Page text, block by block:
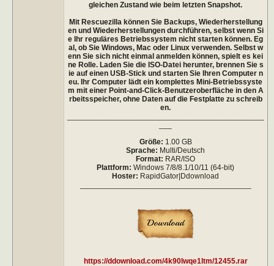
gleichen Zustand wie beim letzten Snapshot.
Mit Rescuezilla können Sie Backups, Wiederherstellung
en und Wiederherstellungen durchführen, selbst wenn Si
e Ihr reguläres Betriebssystem nicht starten können. Eg
al, ob Sie Windows, Mac oder Linux verwenden. Selbst w
enn Sie sich nicht einmal anmelden können, spielt es kei
ne Rolle. Laden Sie die ISO-Datei herunter, brennen Sie s
ie auf einen USB-Stick und starten Sie Ihren Computer n
eu. Ihr Computer lädt ein komplettes Mini-Betriebssyste
m mit einer Point-and-Click-Benutzeroberfläche in den A
rbeitsspeicher, ohne Daten auf die Festplatte zu schreib
en.
Größe: 1.00 GB
Sprache: Multi/Deutsch
Format: RAR/ISO
Plattform: Windows 7/8/8.1/10/11 (64-bit)
Hoster: RapidGator|Ddownload
https://ddownload.com/4k90lwqe1ltm/12455.rar